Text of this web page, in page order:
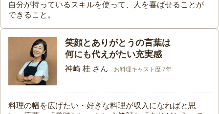
自分が持っているスキルを使って、人を喜ばせることが
できること。
笑顔とありがとうの言葉は
何にも代えがたい充実感
神崎 桂 さん お料理キャスト歴 7年
料理の幅を広げたい・好きな料理が収入になればと思